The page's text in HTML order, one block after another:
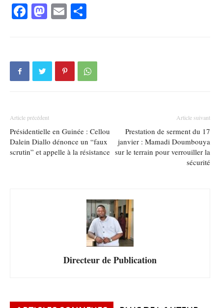
Facebook
Mastodon
Email
Article précédent
Présidentielle en Guinée : Cellou
Dalein Diallo dénonce un “faux
scrutin” et appelle à la résistance
Article suivant
Prestation de serment du 17
janvier : Mamadi Doumbouya
sur le terrain pour verrouiller la
sécurité
Directeur de Publication